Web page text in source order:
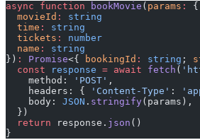
async function bookMovie ( params :
{
  movieId
:
string
  time
:
string
  tickets
:
number
  name
:
string
}) : Promise<{ bookingId : string ;
  const
response = await fetch (
    method:
'POST' ,
    headers: {
'Content-Type' :
    body:
JSON . stringify(params),
  })
  return
response. json ()
}